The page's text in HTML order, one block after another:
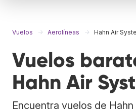
Vuelos Aerolíneas Hahn Air
Vuelos
Hahn Air
Encuentra vuelos de